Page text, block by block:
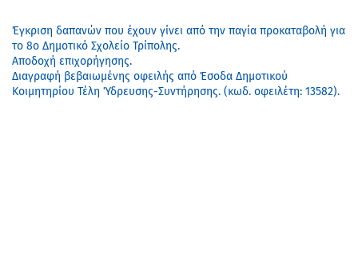
Έγκριση δαπανών που έχουν γίνει από την παγία προκαταβολή για
το 8ο Δημοτικό Σχολείο Τρίπολης.
Αποδοχή επιχορήγησης.
Διαγραφή βεβαιωμένης οφειλής από Έσοδα Δημοτικού
Κοιμητηρίου Τέλη Ύδρευσης-Συντήρησης. (κωδ. οφειλέτη: 13582).